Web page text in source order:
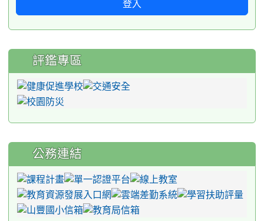
登入
評鑑專區
公務連結